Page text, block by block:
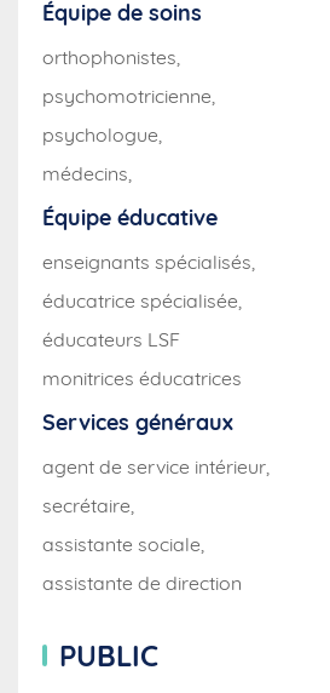
Équipe de soins
orthophonistes,
psychomotricienne,
psychologue,
médecins,
Équipe éducative
enseignants spécialisés,
éducatrice spécialisée,
éducateurs LSF
monitrices éducatrices
Services généraux
agent de service intérieur,
secrétaire,
assistante sociale,
assistante de direction
PUBLIC